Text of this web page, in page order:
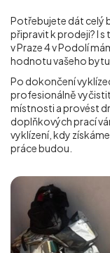
Potřebujete dát celý
připravit k prodeji? I
v Praze 4 v Podolí
hodnotu vašeho
Po dokončení
profesionálně
místnosti a provést
doplňkových prací
vyklízení, kdy
práce budou.